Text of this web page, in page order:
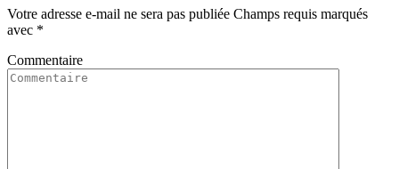
Votre adresse e-mail ne sera pas publiée Champs requis marqués
avec *
Commentaire